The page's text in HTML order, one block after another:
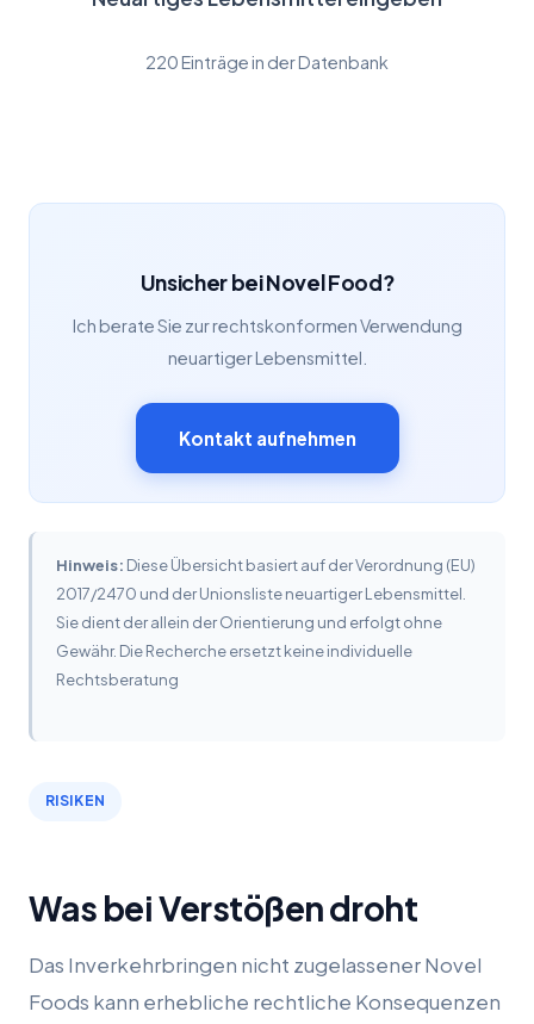
220 Einträge in der Datenbank
Unsicher bei Novel Food?
Ich berate Sie zur rechtskonformen Verwendung
neuartiger Lebensmittel.
Kontakt aufnehmen
Hinweis: Diese Übersicht basiert auf der Verordnung (EU)
2017/2470 und der Unionsliste neuartiger Lebensmittel.
Sie dient der allein der Orientierung und erfolgt ohne
Gewähr. Die Recherche ersetzt keine individuelle
Rechtsberatung
RISIKEN
Was bei Verstößen droht
Das Inverkehrbringen nicht zugelassener Novel
Foods kann erhebliche rechtliche Konsequenzen